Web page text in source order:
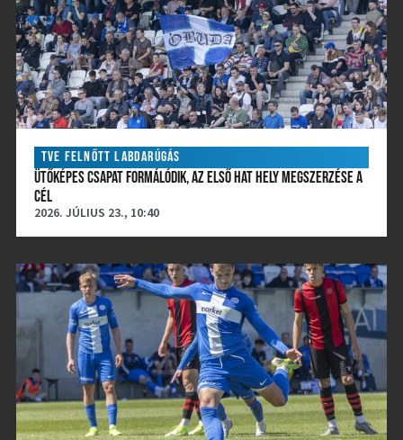
TVE FELNŐTT LABDARÚGÁS
ÜTŐKÉPES CSAPAT FORMÁLÓDIK, AZ ELSŐ HAT HELY MEGSZERZÉSE A
CÉL
2026. JÚLIUS 23., 10:40